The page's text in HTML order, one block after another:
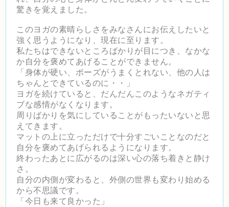
驚きを覚えました。
このヨガの素晴らしさをみなさんにお伝えしたいと
強く思うように なり、現在に至ります。
私たちはできないところばかりが目につき、 なかな
か自分を褒めてあげることができません。
「身体が硬い、ポーズがうまくとれない、 他の人は
ちゃんとできているのに・・」
ヨガを続けていると、 だんだんこのようなネガティ
ブな感情がなくなります。
周りばかりを気にしていることがもったいないと思
えてきます。
マットの上に立っただけで十分すごいことなのだと
自分を褒めてあげられるようになります。
終わったあとに広がるのは深い心の落ち着きと静け
さ。
自分の内側が変わると、 外側の世界も変わり始める
から不思議です。
「今日も来て良かった」